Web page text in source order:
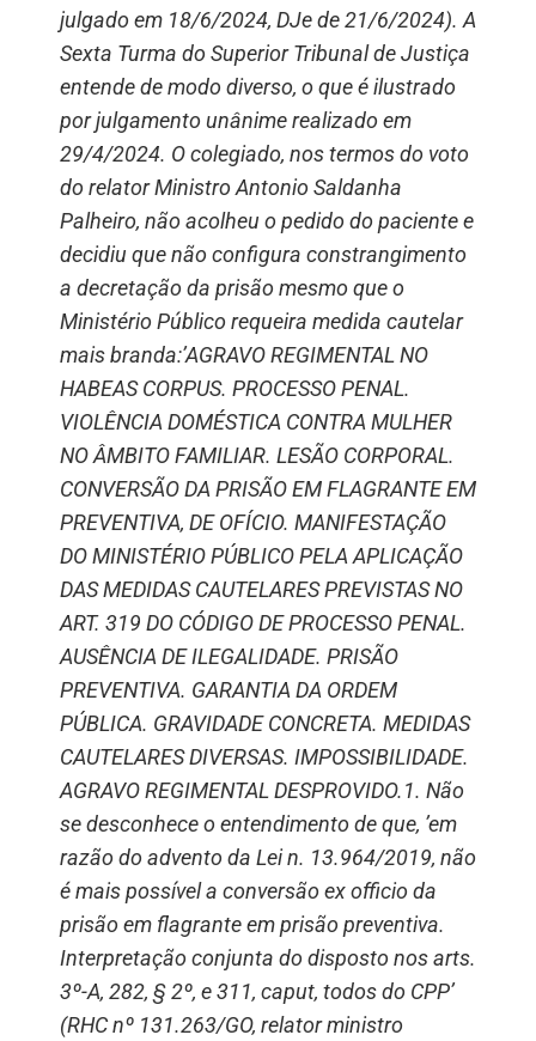
julgado em 18/6/2024, DJe de 21/6/2024). A
Sexta Turma do Superior Tribunal de Justiça
entende de modo diverso, o que é ilustrado
por julgamento unânime realizado em
29/4/2024. O colegiado, nos termos do voto
do relator Ministro Antonio Saldanha
Palheiro, não acolheu o pedido do paciente e
decidiu que não configura constrangimento
a decretação da prisão mesmo que o
Ministério Público requeira medida cautelar
mais branda:’AGRAVO REGIMENTAL NO
HABEAS CORPUS. PROCESSO PENAL.
VIOLÊNCIA DOMÉSTICA CONTRA MULHER
NO ÂMBITO FAMILIAR. LESÃO CORPORAL.
CONVERSÃO DA PRISÃO EM FLAGRANTE EM
PREVENTIVA, DE OFÍCIO. MANIFESTAÇÃO
DO MINISTÉRIO PÚBLICO PELA APLICAÇÃO
DAS MEDIDAS CAUTELARES PREVISTAS NO
ART. 319 DO CÓDIGO DE PROCESSO PENAL.
AUSÊNCIA DE ILEGALIDADE. PRISÃO
PREVENTIVA. GARANTIA DA ORDEM
PÚBLICA. GRAVIDADE CONCRETA. MEDIDAS
CAUTELARES DIVERSAS. IMPOSSIBILIDADE.
AGRAVO REGIMENTAL DESPROVIDO.1. Não
se desconhece o entendimento de que, ’em
razão do advento da Lei n. 13.964/2019, não
é mais possível a conversão ex officio da
prisão em flagrante em prisão preventiva.
Interpretação conjunta do disposto nos arts.
3º-A, 282, § 2º, e 311, caput, todos do CPP’
(RHC nº 131.263/GO, relator ministro